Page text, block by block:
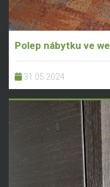
Polep nábytku ve
31.05.2024